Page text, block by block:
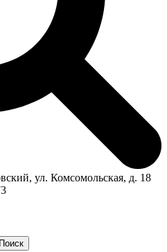
ул. Комсомольская, д. 18
Поиск